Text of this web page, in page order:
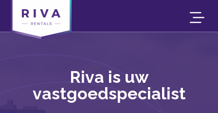
Videospeler
Riva is uw
vastgoedspecialist